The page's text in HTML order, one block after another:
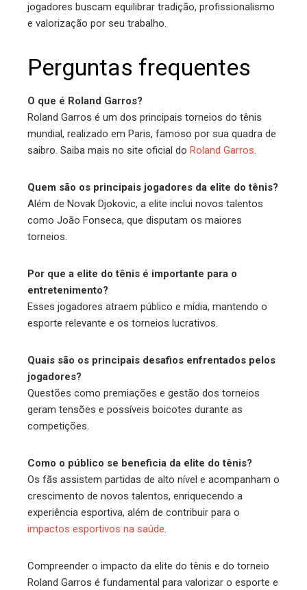
jogadores buscam equilibrar tradição, profissionalismo
e valorização por seu trabalho.
Perguntas frequentes
O que é Roland Garros?
Roland Garros é um dos principais torneios do tênis
mundial, realizado em Paris, famoso por sua quadra de
saibro. Saiba mais no site oficial do Roland Garros.
Quem são os principais jogadores da elite do tênis?
Além de Novak Djokovic, a elite inclui novos talentos
como João Fonseca, que disputam os maiores
torneios.
Por que a elite do tênis é importante para o
entretenimento?
Esses jogadores atraem público e mídia, mantendo o
esporte relevante e os torneios lucrativos.
Quais são os principais desafios enfrentados pelos
jogadores?
Questões como premiações e gestão dos torneios
geram tensões e possíveis boicotes durante as
competições.
Como o público se beneficia da elite do tênis?
Os fãs assistem partidas de alto nível e acompanham o
crescimento de novos talentos, enriquecendo a
experiência esportiva, além de contribuir para o
impactos esportivos na saúde.
Compreender o impacto da elite do tênis e do torneio
Roland Garros é fundamental para valorizar o esporte e